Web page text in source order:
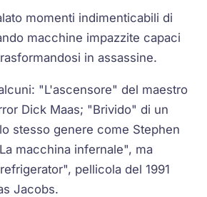
momenti indimenticabili di
macchine impazzite capaci
in assassine.
"L'ascensore" del maestro
Dick Maas; "Brivido" di un
stesso genere come Stephen
macchina infernale", ma
pellicola del 1991
Jacobs.